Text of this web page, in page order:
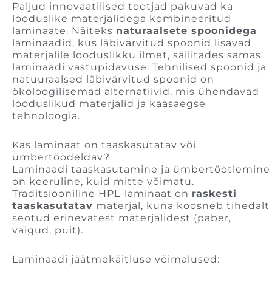
Paljud innovaatilised tootjad pakuvad ka
looduslike materjalidega kombineeritud
laminaate. Näiteks naturaalsete spoonidega
laminaadid, kus läbivärvitud spoonid lisavad
materjalile looduslikku ilmet, säilitades samas
laminaadi vastupidavuse. Tehnilised spoonid ja
natuuraalsed läbivärvitud spoonid on
ökoloogilisemad alternatiivid, mis ühendavad
looduslikud materjalid ja kaasaegse
tehnoloogia.
Kas laminaat on taaskasutatav või
ümbertöödeldav?
Laminaadi taaskasutamine ja ümbertöötlemine
on keeruline, kuid mitte võimatu.
Traditsiooniline HPL-laminaat on raskesti
taaskasutatav materjal, kuna koosneb tihedalt
seotud erinevatest materjalidest (paber,
vaigud, puit).
Laminaadi jäätmekäitluse võimalused: